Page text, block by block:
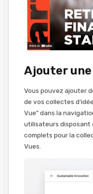
Ajouter une
Vous pouvez ajouter
de vos collectes
Vue" dans la
utilisateurs disposant
complets pour la
Vues.